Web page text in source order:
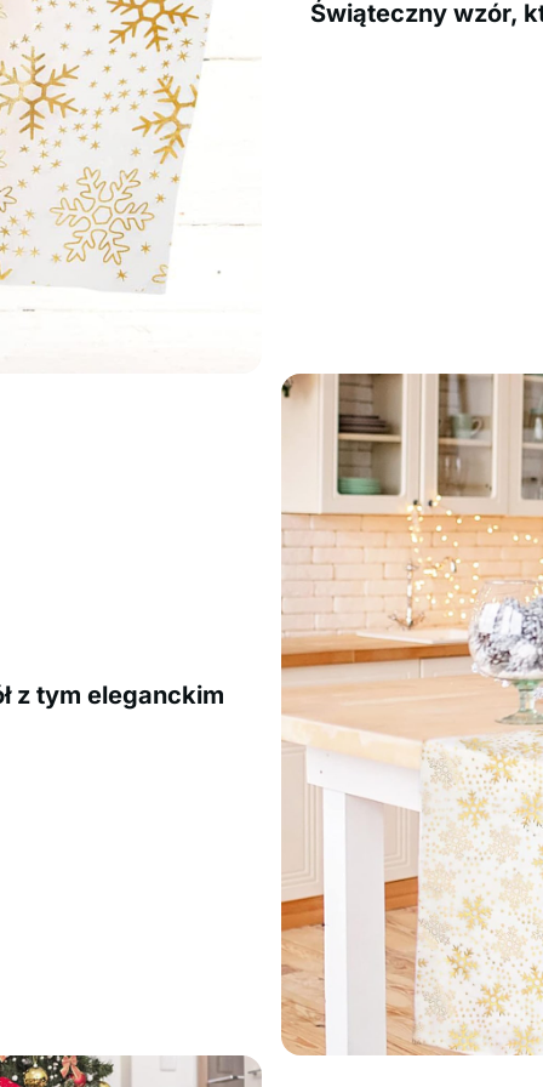
Świąteczny wzór,
z tym eleganckim